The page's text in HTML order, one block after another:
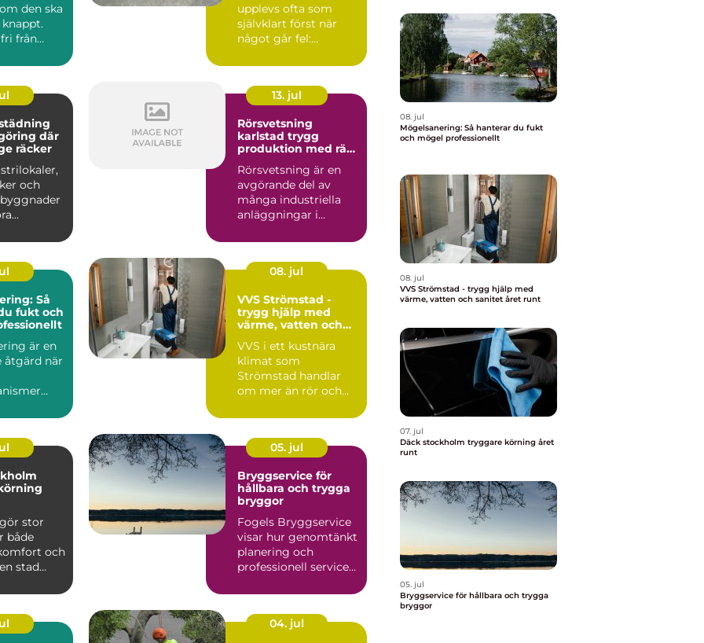
den ska
från
upplevs ofta som
självklart först när
något går fel:
ojämnheter eller...
där
räcker
och
13. jul
Rörsvetsning
karlstad trygg
produktion med rätt
Rörsvetsning är en
avgörande del av
många industriella
anläggningar i
Bakom var...
Så
fukt och
är en
åtgärd när
08. jul
VVS Strömstad -
trygg hjälp med
värme, vatten och
VVS i ett kustnära
klimat som
Strömstad handlar
om mer än rör och
stor
både
och
stad
05. jul
Bryggservice för
hållbara och trygga
bryggor
Fogels Bryggservice
visar hur genomtänkt
planering och
professionell service
04. jul
08. jul
Mögelsanering: Så hanterar du fukt
och mögel professionellt
08. jul
VVS Strömstad - trygg hjälp med
värme, vatten och sanitet året runt
07. jul
Däck stockholm tryggare körning året
runt
05. jul
Bryggservice för hållbara och trygga
bryggor